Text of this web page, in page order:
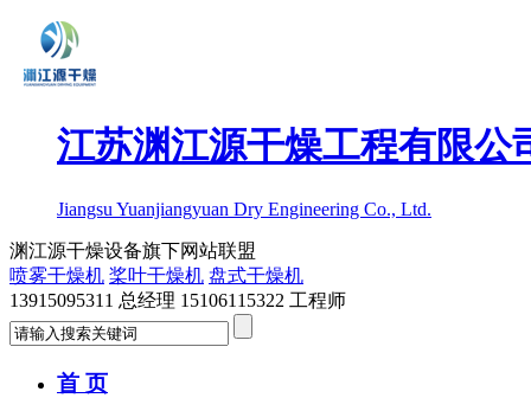
江苏渊江源干燥工程有限公
Jiangsu Yuanjiangyuan Dry Engineering Co., Ltd.
渊江源干燥设备旗下网站联盟
喷雾干燥机 桨叶干燥机 盘式干燥机
13915095311 总经理 15106115322 工程师
首 页